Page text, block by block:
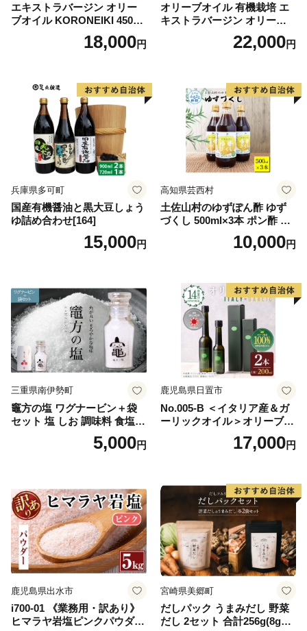
エキストラバージン オリー
ブオイル KORONEIKI 450g
[筑前たなか油屋 福岡県 筑紫
野市 21760403] 油 食用油 オ
18,000円
オリーブオイル 有機栽培 エ
キストラバージン オリーブ
オイル シングル 2本 セット
オーガニック 調味料 油 オリ
22,000円
兵庫県多可町
国産有機醤油と黒大豆しょう
ゆ詰め合わせ[164]
15,000円
高知県芸西村
土佐山村のゆずぽん酢 ゆず
づくし 500ml×3本 ポン酢 ポ
ンズ ゆず 柚子 調味料 さっぱ
り 美味しい おいしい 鍋 しゃ
10,000円
三重県南伊勢町
竈方の塩 ワグナービン＋袋
セット 塩 しお 調味料 食塩
天然 ミネラル 調味料 ソルト
salt 料理 味付 おにぎり 三重
5,000円
鹿児島県日置市
No.005-B ＜イタリア産＆ガ
ーリックオイル＞オリーブオ
イルセット(200ml×2本) 日置
市 特産品 調味料 油 エキスト
ブ】
17,000円
鹿児島県出水市
i700-01 《業務用・訳あり》
ヒマラヤ岩塩ピンクパウダー
宮崎県美郷町
だしパック うまみだし 野菜
だし 2セット 合計256g(8g×8